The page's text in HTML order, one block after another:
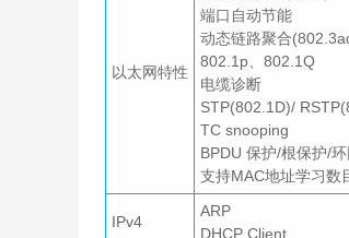
以太网特性
端口自动节能
动态链路聚合
802.1p、802.1Q
电缆诊断
STP(802.1D)/
TC snooping
BPDU 保护/根保护/
支持MAC地址学习数
IPv4
ARP
DHCP Client